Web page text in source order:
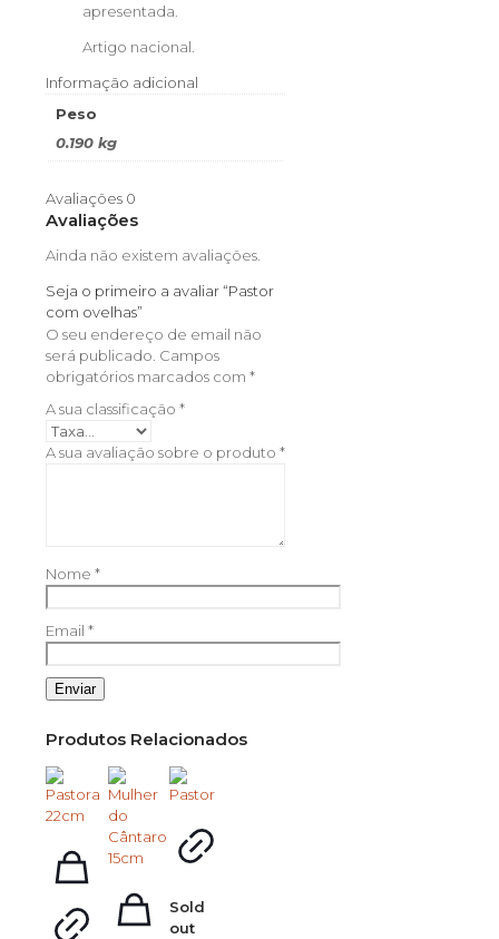
apresentada.
Artigo nacional.
Informação adicional
Peso
0.190 kg
Avaliações 0
Avaliações
Ainda não existem avaliações.
Seja o primeiro a avaliar “Pastor
com ovelhas”
O seu endereço de email não
será publicado. Campos
obrigatórios marcados com *
A sua classificação *
A sua avaliação sobre o produto *
Nome *
Email *
Produtos Relacionados
Sold
out